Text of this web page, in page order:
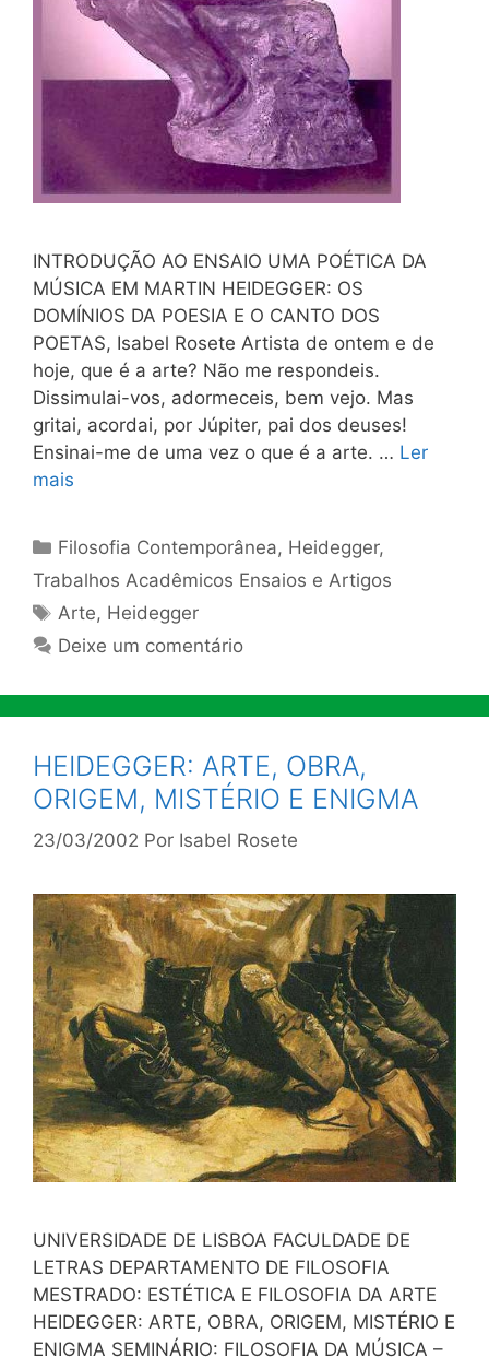
INTRODUÇÃO AO ENSAIO UMA POÉTICA DA
MÚSICA EM MARTIN HEIDEGGER: OS
DOMÍNIOS DA POESIA E O CANTO DOS
POETAS, Isabel Rosete Artista de ontem e de
hoje, que é a arte? Não me respondeis.
Dissimulai-vos, adormeceis, bem vejo. Mas
gritai, acordai, por Júpiter, pai dos deuses!
Ensinai-me de uma vez o que é a arte. … Ler
mais
Categorias
Filosofia Contemporânea, Heidegger,
Trabalhos Acadêmicos Ensaios e Artigos
Tags
Arte, Heidegger
Deixe um comentário
HEIDEGGER: ARTE, OBRA,
ORIGEM, MISTÉRIO E ENIGMA
23/03/2002 Por Isabel Rosete
UNIVERSIDADE DE LISBOA FACULDADE DE
LETRAS DEPARTAMENTO DE FILOSOFIA
MESTRADO: ESTÉTICA E FILOSOFIA DA ARTE
HEIDEGGER: ARTE, OBRA, ORIGEM, MISTÉRIO E
ENIGMA SEMINÁRIO: FILOSOFIA DA MÚSICA –